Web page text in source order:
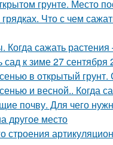
грунте. Место
Что с чем
Когда сажать
сад к зиме 27
в открытый
и весной.. Когда
почву. Для чего
другое место
строения